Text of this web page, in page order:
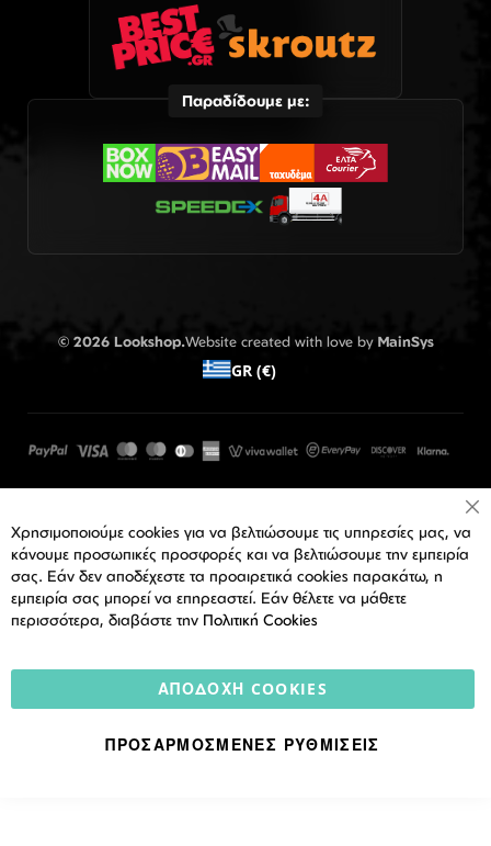
Παραδίδουμε με:
© 2026 Lookshop.Website created with love by MainSys
GR (€)
Χρησιμοποιούμε cookies για να βελτιώσουμε τις υπηρεσίες μας, να
κάνουμε προσωπικές προσφορές και να βελτιώσουμε την εμπειρία
σας. Εάν δεν αποδέχεστε τα προαιρετικά cookies παρακάτω, η
εμπειρία σας μπορεί να επηρεαστεί. Εάν θέλετε να μάθετε
περισσότερα, διαβάστε την Πολιτική Cookies
ΑΠΟΔΟΧΉ COOKIES
ΠΡΟΣΑΡΜΟΣΜΈΝΕΣ ΡΥΘΜΊΣΕΙΣ